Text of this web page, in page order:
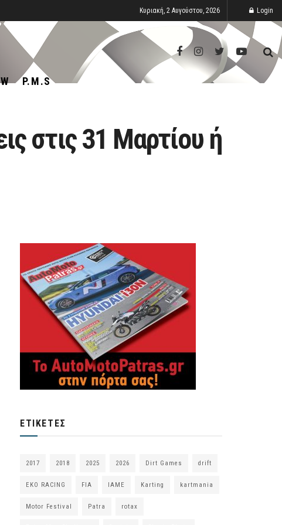
Κυριακή, 2 Αυγούστου, 2026 Login
P.M.S
στις 31 Μαρτίου ή
ΕΤΙΚΈΤΕΣ
2017 2018 2025 2026 Dirt Games drift
EKO RACING FIA IAME Karting kartmania
Motor Festival Patra rotax